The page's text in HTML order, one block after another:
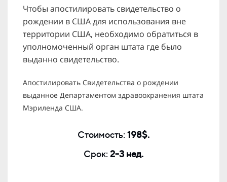
Чтобы апостилировать свидетельство о
рождении в США для использования вне
территории США, необходимо обратиться в
уполномоченный орган штата где было
выданно свидетельство.
Апостилировать Свидетельства о рождении
выданное Департаментом здравоохранения штата
Мэриленда США.
Стоимость: 198$.
Срок: 2-3 нед.